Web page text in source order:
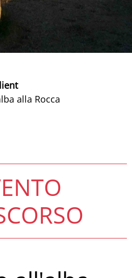
alla Rocca